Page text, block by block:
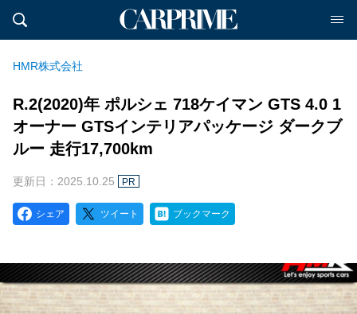
HMR株式会社
R.2(2020)年 ポルシェ 718ケイマン GTS 4.0 1
オーナー GTSインテリアパッケージ ダークブ
ルー 走行17,700km
更新日：2025.10.25 PR
シェア ツイート ブックマーク